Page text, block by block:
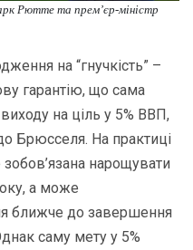
Рютте та прем’єр-міністр
на “гнучкість” –
гарантію, що сама
на ціль у 5% ВВП,
Брюсселя. На практиці
нарощувати
а може
ближче до завершення
саму мету у 5%